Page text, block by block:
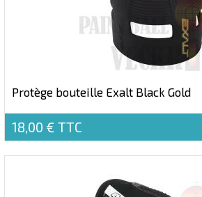
Protège bouteille Exalt Black Gold
18,00 € TTC